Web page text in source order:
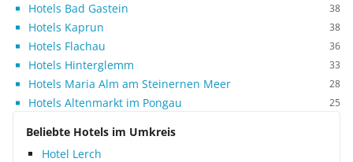
Hotels Bad Gastein 38
Hotels Kaprun 38
Hotels Flachau 36
Hotels Hinterglemm 33
Hotels Maria Alm am Steinernen Meer 28
Hotels Altenmarkt im Pongau 25
Beliebte Hotels im Umkreis
Hotel Lerch